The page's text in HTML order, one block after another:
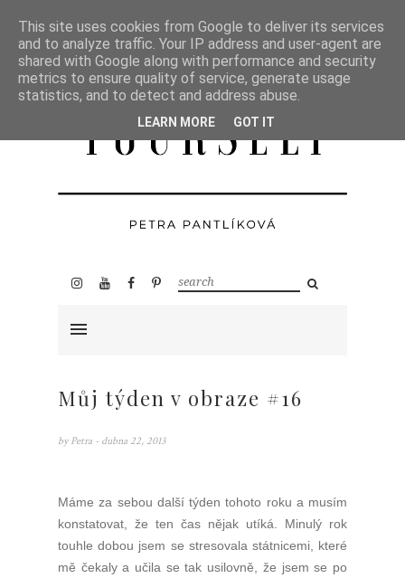
Můj týden v obraze #16
by Petra - dubna 22, 2013
Máme za sebou další týden tohoto roku a musím
konstatovat, že ten čas nějak utíká. Minulý rok
touhle dobou jsem se stresovala státnicemi, které
mě čekaly a učila se tak usilovně, že jsem se po
This site uses cookies from Google to deliver its services
and to analyze traffic. Your IP address and user-agent are
shared with Google along with performance and security
metrics to ensure quality of service, generate usage
statistics, and to detect and address abuse.
LEARN MORE GOT IT